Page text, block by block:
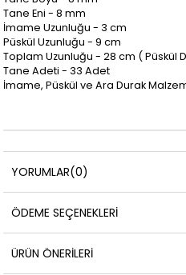
Tane Eni - 8 mm
İmame Uzunluğu - 3 cm
Püskül Uzunluğu - 9 cm
Toplam Uzunluğu - 28 cm ( Püskül
Tane Adeti - 33 Adet
İmame, Püskül ve Ara Durak
YORUMLAR(0)
ÖDEME SEÇENEKLERI
ÜRÜN ÖNERILERI